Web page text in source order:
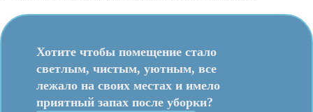
Хотите чтобы помещение стало
светлым, чистым, уютным, все
лежало на своих местах и имело
приятный запах после уборки?